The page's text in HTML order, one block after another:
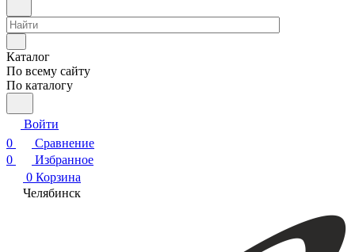
Каталог
По всему сайту
По каталогу
Войти
0
Сравнение
0
Избранное
0 Корзина
Челябинск